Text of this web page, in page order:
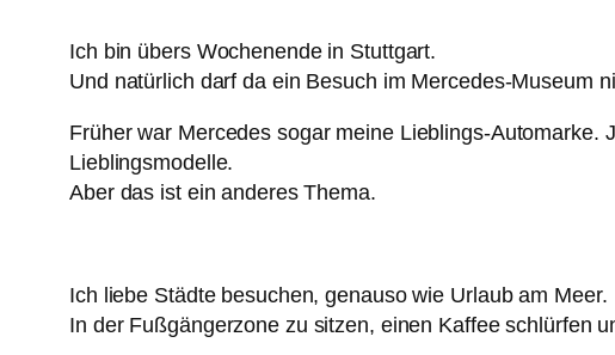
Ich bin übers Wochenende in Stuttgart.
Und natürlich darf da ein Besuch im Mercedes-Museum
Früher war Mercedes sogar meine Lieblings-
Lieblingsmodelle.
Aber das ist ein anderes Thema.
Ich liebe Städte besuchen, genauso wie Urlaub am Meer.
In der Fußgängerzone zu sitzen, einen Kaffee schlürfen